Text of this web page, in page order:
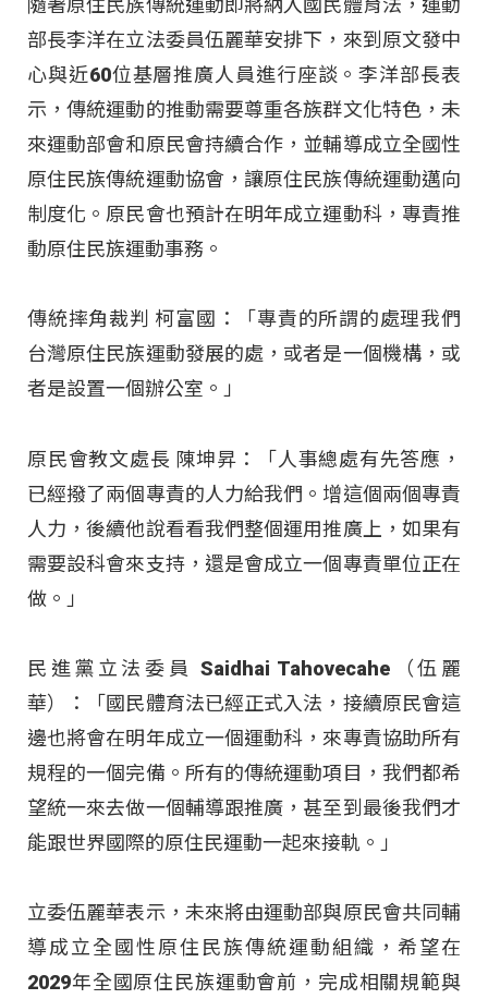
隨著原住民族傳統運動即將納入國民體育法，運動
部長李洋在立法委員伍麗華安排下，來到原文發中
心與近60位基層推廣人員進行座談。李洋部長表
示，傳統運動的推動需要尊重各族群文化特色，未
來運動部會和原民會持續合作，並輔導成立全國性
原住民族傳統運動協會，讓原住民族傳統運動邁向
制度化。原民會也預計在明年成立運動科，專責推
動原住民族運動事務。
傳統摔角裁判 柯富國：「專責的所謂的處理我們
台灣原住民族運動發展的處，或者是一個機構，或
者是設置一個辦公室。」
原民會教文處長 陳坤昇：「人事總處有先答應，
已經撥了兩個專責的人力給我們。增這個兩個專責
人力，後續他說看看我們整個運用推廣上，如果有
需要設科會來支持，還是會成立一個專責單位正在
做。」
民進黨立法委員 Saidhai Tahovecahe（伍麗
華）：「國民體育法已經正式入法，接續原民會這
邊也將會在明年成立一個運動科，來專責協助所有
規程的一個完備。所有的傳統運動項目，我們都希
望統一來去做一個輔導跟推廣，甚至到最後我們才
能跟世界國際的原住民運動一起來接軌。」
立委伍麗華表示，未來將由運動部與原民會共同輔
導成立全國性原住民族傳統運動組織，希望在
2029年全國原住民族運動會前，完成相關規範與